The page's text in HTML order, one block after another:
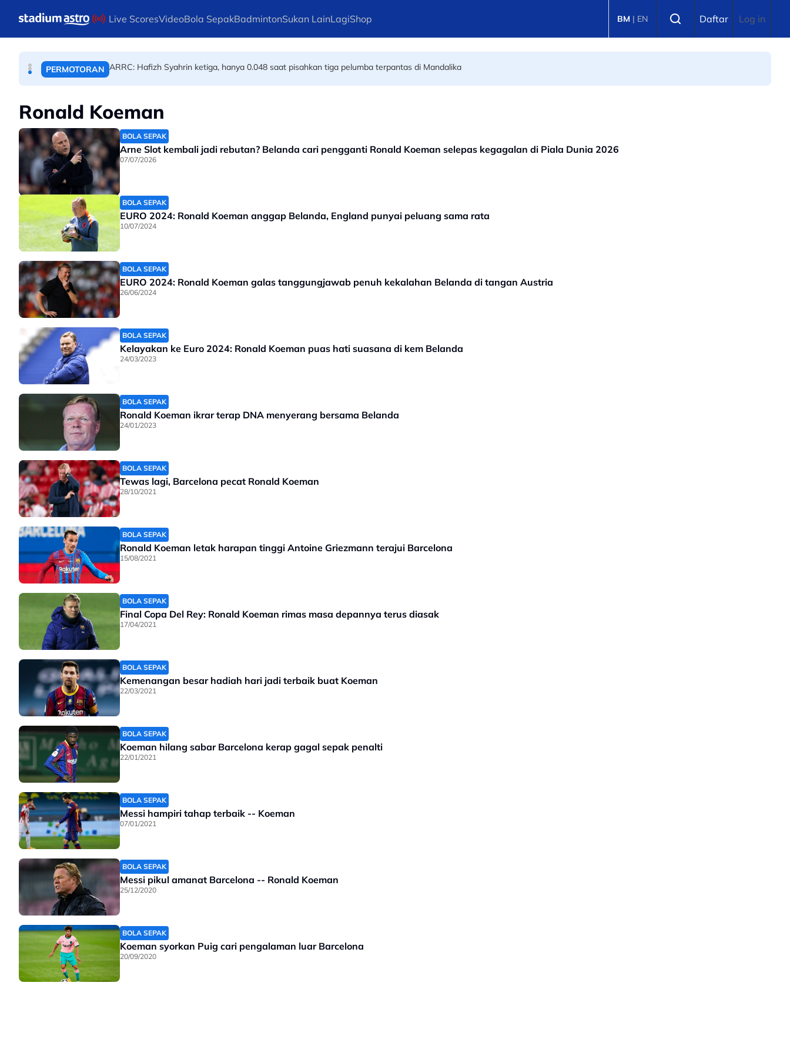
Live ScoresVideoBola SepakBadmintonSukan LainLagiShop BM | EN Daftar Log in
BOLA SEPAK
PERMOTORAN ARRC: Hafizh Syahrin ketiga, hanya 0.048 saat pisahkan tiga pelumba terpantas di Mandalika
​​Ronald Koeman
BOLA SEPAK
Arne Slot kembali jadi rebutan? Belanda cari pengganti Ronald Koeman selepas kegagalan di Piala Dunia 2026
07/07/2026
BOLA SEPAK
EURO 2024: Ronald Koeman anggap Belanda, England punyai peluang sama rata
10/07/2024
BOLA SEPAK
EURO 2024: Ronald Koeman galas tanggungjawab penuh kekalahan Belanda di tangan Austria
26/06/2024
BOLA SEPAK
Kelayakan ke Euro 2024: Ronald Koeman puas hati suasana di kem Belanda
24/03/2023
BOLA SEPAK
Ronald Koeman ikrar terap DNA menyerang bersama Belanda
24/01/2023
BOLA SEPAK
Tewas lagi, Barcelona pecat Ronald Koeman
28/10/2021
BOLA SEPAK
Ronald Koeman letak harapan tinggi Antoine Griezmann terajui Barcelona
15/08/2021
BOLA SEPAK
Final Copa Del Rey: Ronald Koeman rimas masa depannya terus diasak
17/04/2021
BOLA SEPAK
Kemenangan besar hadiah hari jadi terbaik buat Koeman
22/03/2021
BOLA SEPAK
Koeman hilang sabar Barcelona kerap gagal sepak penalti
22/01/2021
BOLA SEPAK
Messi hampiri tahap terbaik -- Koeman
07/01/2021
BOLA SEPAK
Messi pikul amanat Barcelona -- Ronald Koeman
25/12/2020
BOLA SEPAK
Koeman syorkan Puig cari pengalaman luar Barcelona
20/09/2020